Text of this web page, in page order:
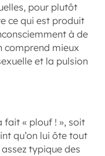
pour plutôt
ce qui est produit
à de
comprend mieux
et la pulsion
fait « plouf ! », soit
qu’on lui ôte tout
typique des